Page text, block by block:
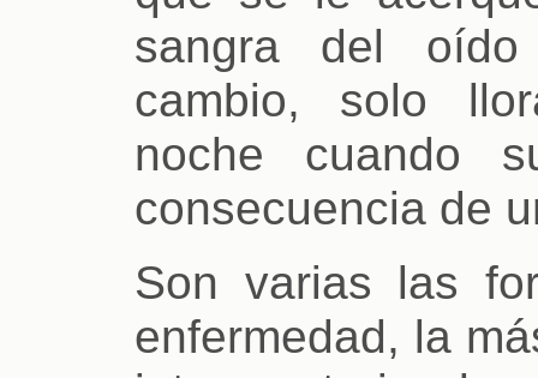
sangra del
cambio, solo
noche cuando
consecuencia de
Son varias las
enfermedad, la